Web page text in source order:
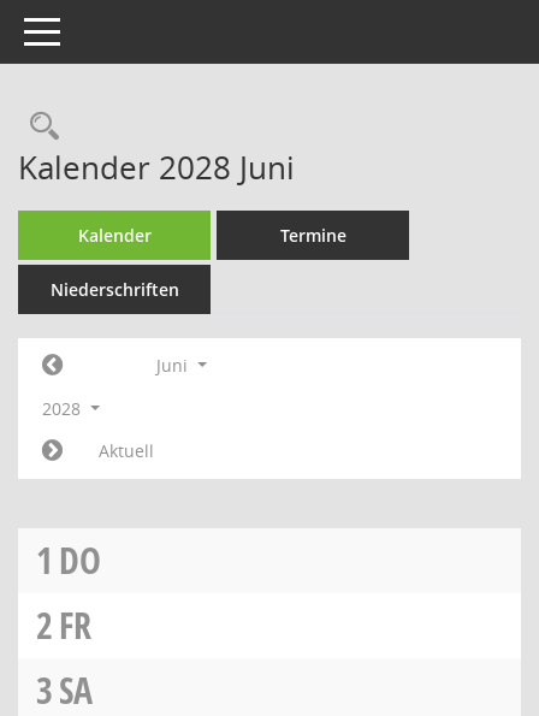
Toggle navigation
Rechercheauswahl
Kalender 2028 Juni
Kalender Termine
Niederschriften
Juni
2028
Aktuell
1 DO
2FR
3SA